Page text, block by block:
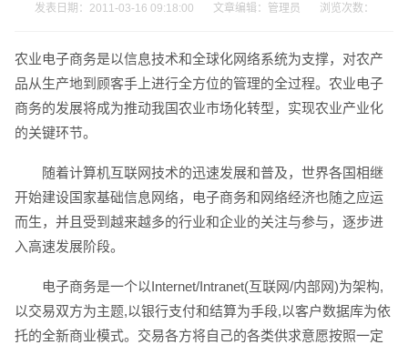
发表日期：2011-03-16 09:18:00 文章编辑：管理员 浏览次数：
农业电子商务是以信息技术和全球化网络系统为支撑，对农产
品从生产地到顾客手上进行全方位的管理的全过程。农业电子
商务的发展将成为推动我国农业市场化转型，实现农业产业化
的关键环节。
随着计算机互联网技术的迅速发展和普及，世界各国相继
开始建设国家基础信息网络，电子商务和网络经济也随之应运
而生，并且受到越来越多的行业和企业的关注与参与，逐步进
入高速发展阶段。
电子商务是一个以Internet/Intranet(互联网/内部网)为架构,
以交易双方为主题,以银行支付和结算为手段,以客户数据库为依
托的全新商业模式。交易各方将自己的各类供求意愿按照一定